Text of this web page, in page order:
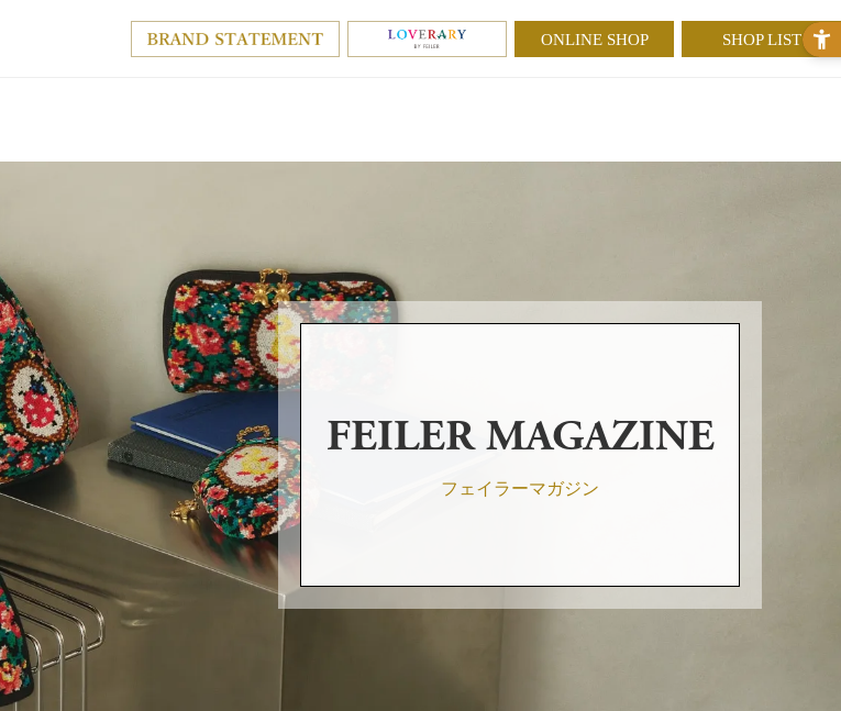
ONLINE SHOP SHOP LIST
FEILER MAGAZINE
フェイラーマガジン